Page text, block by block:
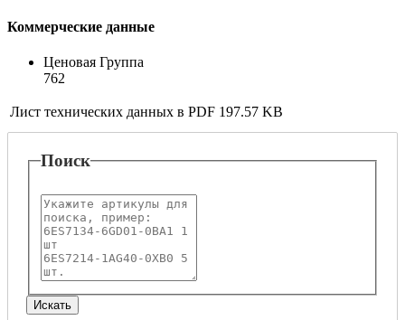
Коммерческие данные
Ценовая Группа
762
Лист технических данных в PDF 197.57 KB
Поиск